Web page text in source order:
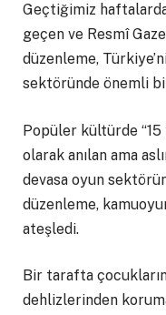
Geçtiğimiz
geçen ve Resmî
düzenleme,
sektöründe önemli
Popüler kültürde “15
olarak anılan ama
devasa oyun
düzenleme,
ateşledi.
Bir tarafta
dehlizlerinden